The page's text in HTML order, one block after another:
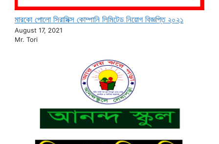
মারকো পোলো সিরামিক্স কোম্পানি লিমিটেড নিয়োগ বিজ্ঞপ্তি ২০২১
August 17, 2021
Mr. Tori